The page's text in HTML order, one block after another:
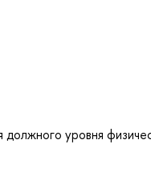
должного уровня